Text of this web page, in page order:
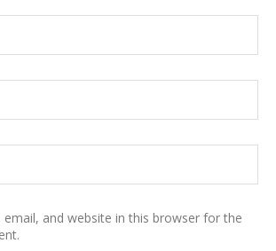
email, and website in this browser for the